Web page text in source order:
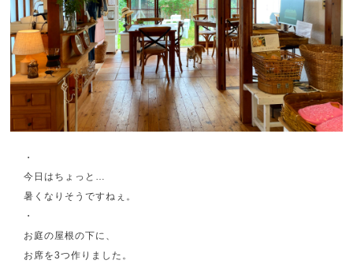
・
今日はちょっと…
暑くなりそうですねぇ。
・
お庭の屋根の下に、
お席を3つ作りました。